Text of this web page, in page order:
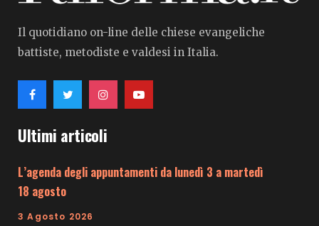
Il quotidiano on-line delle chiese evangeliche
battiste, metodiste e valdesi in Italia.
Ultimi articoli
L’agenda degli appuntamenti da lunedì 3 a martedì
18 agosto
3 Agosto 2026